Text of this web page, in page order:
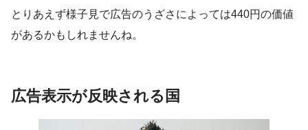
とりあえず様子見で広告のうざさによっては440円の価値
があるかもしれませんね。
広告表示が反映される国